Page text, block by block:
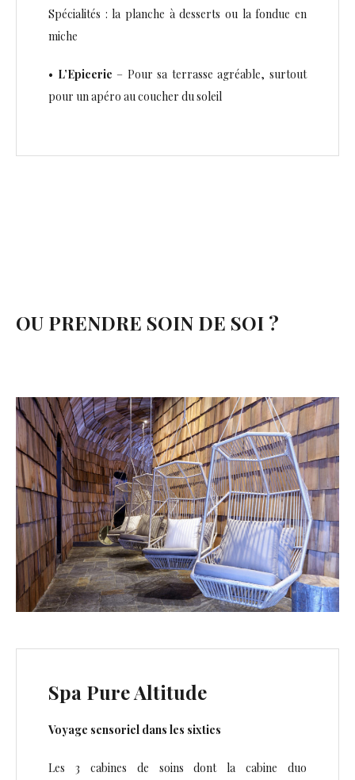
Spécialités : la planche à desserts ou la fondue en
miche
• L’Epicerie – Pour sa terrasse agréable, surtout
pour un apéro au coucher du soleil
OU PRENDRE SOIN DE SOI ?
Spa Pure Altitude
Voyage sensoriel dans les sixties
Les 3 cabines de soins dont la cabine duo